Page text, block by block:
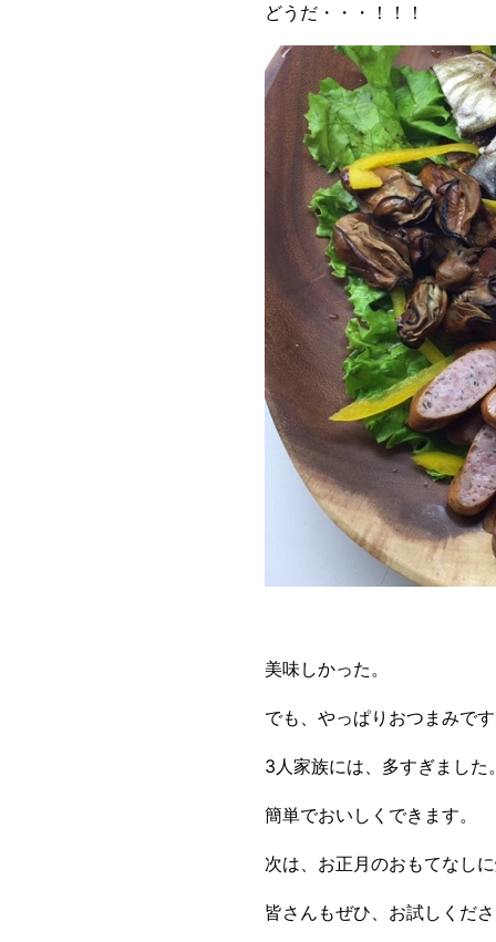
どうだ・・・！！！
美味しかった。
でも、やっぱりおつまみで
3人家族には、多すぎました
簡単でおいしくできます。
次は、お正月のおもてなし
皆さんもぜひ、お試しくだ